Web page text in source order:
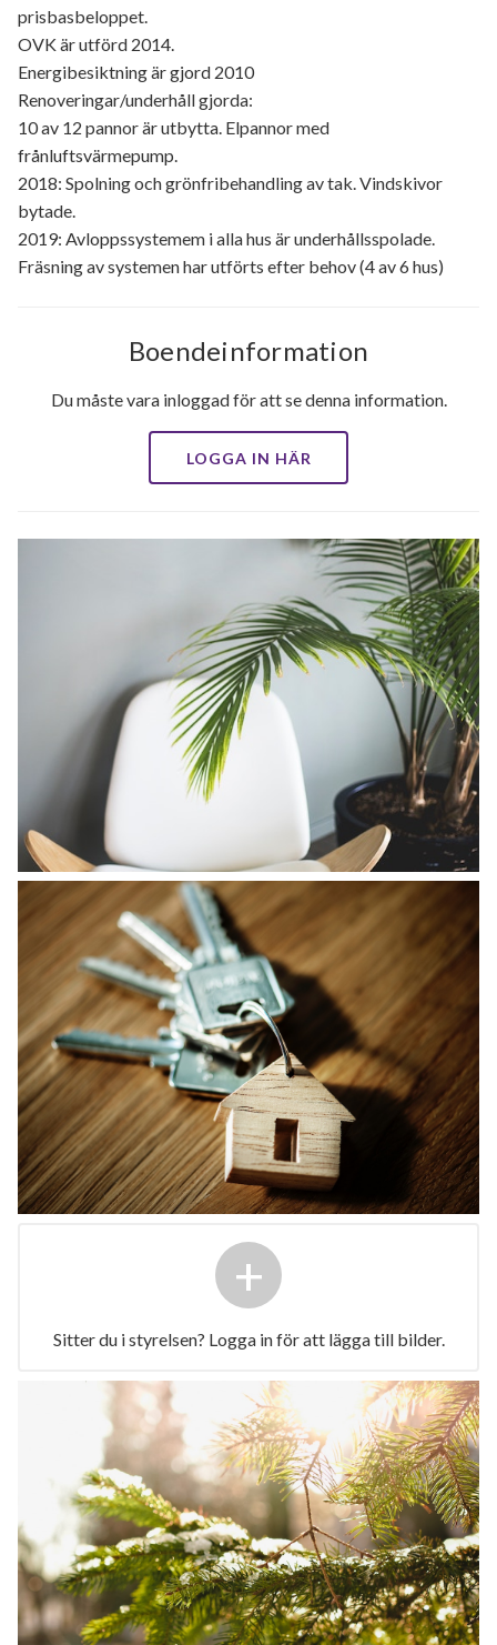
prisbasbeloppet.
OVK är utförd 2014.
Energibesiktning är gjord 2010
Renoveringar/underhåll gjorda:
10 av 12 pannor är utbytta. Elpannor med
frånluftsvärmepump.
2018: Spolning och grönfribehandling av tak. Vindskivor
bytade.
2019: Avloppssystemem i alla hus är underhållsspolade.
Fräsning av systemen har utförts efter behov (4 av 6 hus)
Boendeinformation
Du måste vara inloggad för att se denna information.
LOGGA IN HÄR
+
Sitter du i styrelsen? Logga in för att lägga till bilder.